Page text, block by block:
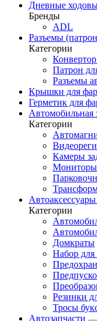
Дневные
Бренды
ADL
Разъемы
Категории
Патрон
Разъемы
Крышки для фар
Герметик для
Автомобильная
Категории
Камеры
Мониторы
Автоаксессуары
Категории
Домкраты
Набор
Резинки
Тросы
Автозапчасти